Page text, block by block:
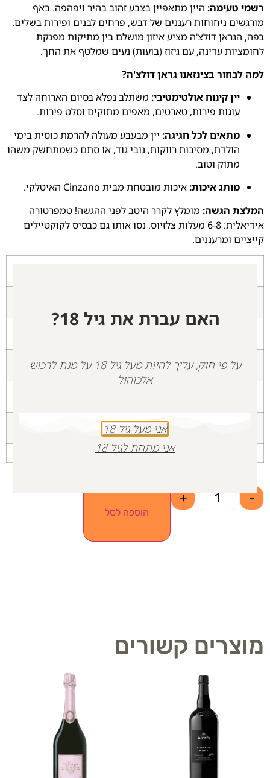
רשמי טעימה: היין מתאפיין בצבע זהוב בהיר ויפהפה. באף
מורגשים ניחוחות רעננים של דבש, פרחים לבנים ופירות בשלים.
בפה, הגראן דולצ'ה מציע איזון מושלם בין מתיקות מפנקת
לחומציות עדינה, עם גיזוז (בועות) נעים שמלטף את החך.
למה לבחור בצינזאנו גראן דולצ'ה?
יין קינוח אולטימטיבי: משתלב נפלא בסיום הארוחה לצד
עוגות פירות, טארטים, מאפים מתוקים וסלט פירות.
מתאים לכל חגיגה: יין מבעבע מעולה להרמת כוסית בימי
הולדת, מסיבות רווקות, נובי גוד, או סתם כשמתחשק משהו
מתוק וטוב.
מותג איכות:איכות מובטחת מבית Cinzano האיטלקי.
המלצת הגשה: מומלץ לקרר היטב לפני ההגשה! טמפרטורה
אידיאלית: 6-8 מעלות צלזיוס. נסו אותו גם כבסיס לקוקטיילים
קייציים ומרעננים.
סוג יין יין מבעבע מתוק (Spumante Sweet)
-
+
הוספה לסל
מוצרים קשורים
האם עברת את גיל 18?
על פי חוק, עליך להיות מעל גיל 18 על מנת לרכוש
אלכוהול
אני מעל גיל 18
אני מתחת לגיל 18